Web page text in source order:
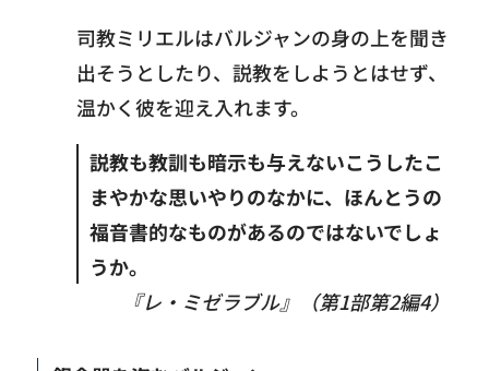
司教ミリエルはバルジャンの身の上を聞き
出そうとしたり、説教をしようとはせず、
温かく彼を迎え入れます。
説教も教訓も暗示も与えないこうしたこ
まやかな思いやりのなかに、ほんとうの
福音書的なものがあるのではないでしょ
うか。
『レ・ミゼラブル』（第1部第2編4）